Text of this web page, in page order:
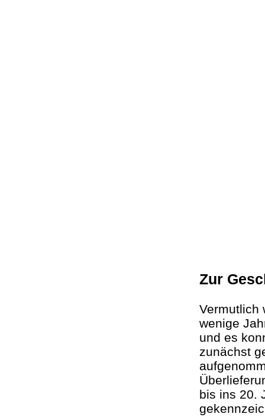
Zur
Vermutlich
wenige
und es
zunächst
bis ins 20.